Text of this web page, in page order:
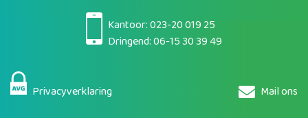
Kantoor:023-20 019 25
Dringend:06-15 30 39 49
Privacyverklaring Mail ons